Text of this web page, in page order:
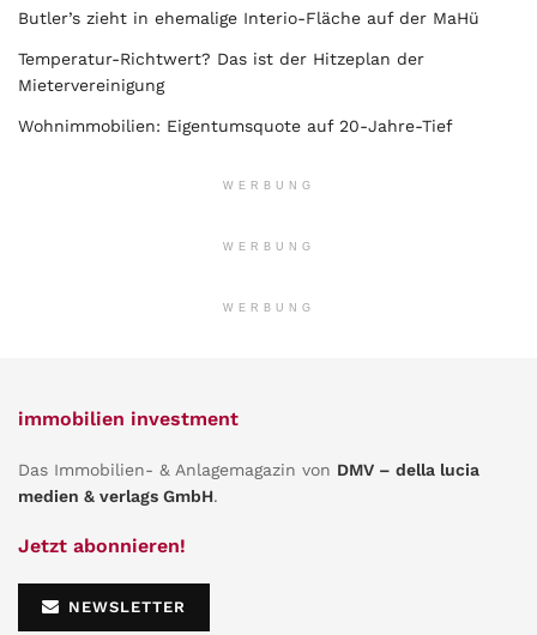
Butler’s zieht in ehemalige Interio-Fläche auf der MaHü
Temperatur-Richtwert? Das ist der Hitzeplan der
Mietervereinigung
Wohnimmobilien: Eigentumsquote auf 20-Jahre-Tief
WERBUNG
WERBUNG
WERBUNG
immobilien investment
Das Immobilien- & Anlagemagazin von DMV – della lucia
medien & verlags GmbH.
Jetzt abonnieren!
NEWSLETTER